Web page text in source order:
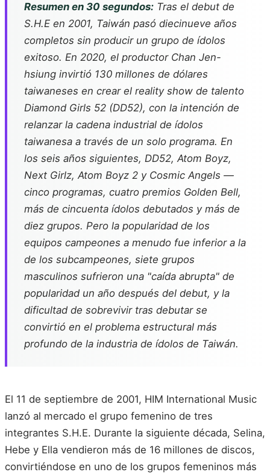
Resumen en 30 segundos: Tras el debut de
S.H.E en 2001, Taiwán pasó diecinueve años
completos sin producir un grupo de ídolos
exitoso. En 2020, el productor Chan Jen-
hsiung invirtió 130 millones de dólares
taiwaneses en crear el reality show de talento
Diamond Girls 52 (DD52), con la intención de
relanzar la cadena industrial de ídolos
taiwanesa a través de un solo programa. En
los seis años siguientes, DD52,Atom Boyz,
Next Girlz,Atom Boyz 2 y Cosmic Angels —
cinco programas, cuatro premios Golden Bell,
más de cincuenta ídolos debutados y más de
diez grupos. Pero la popularidad de los
equipos campeones a menudo fue inferior a la
de los subcampeones, siete grupos
masculinos sufrieron una "caída abrupta" de
popularidad un año después del debut, y la
dificultad de sobrevivir tras debutar se
convirtió en el problema estructural más
profundo de la industria de ídolos de Taiwán.
El 11 de septiembre de 2001, HIM International Music
lanzó al mercado el grupo femenino de tres
integrantes S.H.E. Durante la siguiente década, Selina,
Hebe y Ella vendieron más de 16 millones de discos,
convirtiéndose en uno de los grupos femeninos más